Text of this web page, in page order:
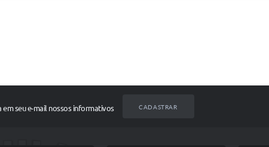
em seu e-mail nossos informativos CADASTRAR